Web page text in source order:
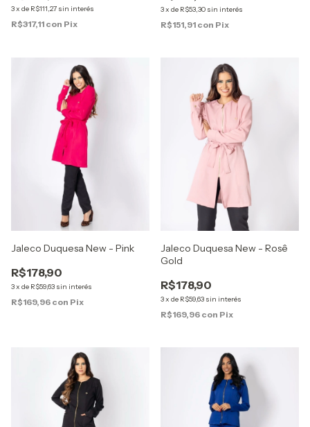
3x de R$111,27 sin interés
R$317,11 con Pix
3x de R$53,30 sin interés
R$151,91 con Pix
Jaleco Duquesa New - Pink
R$178,90
3x de R$59,63 sin interés
R$169,96 con Pix
Jaleco Duquesa New - Rosê
Gold
R$178,90
3x de R$59,63 sin interés
R$169,96 con Pix